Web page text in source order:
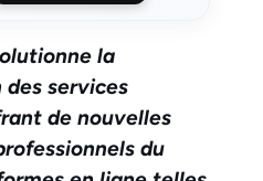
la
services
de nouvelles
du